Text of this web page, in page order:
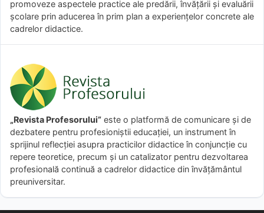
promoveze aspectele practice ale predării, învăţării şi evaluării
şcolare prin aducerea în prim plan a experienţelor concrete ale
cadrelor didactice.
„Revista Profesorului” este o platformă de comunicare și de
dezbatere pentru profesioniștii educației, un instrument în
sprijinul reflecției asupra practicilor didactice în conjuncție cu
repere teoretice, precum și un catalizator pentru dezvoltarea
profesională continuă a cadrelor didactice din învățământul
preuniversitar.